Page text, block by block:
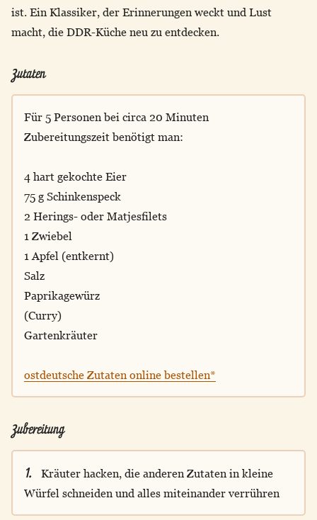
ist. Ein Klassiker, der Erinnerungen weckt und Lust
macht, die DDR-Küche neu zu entdecken.
Zutaten
Für 5 Personen bei circa 20 Minuten
Zubereitungszeit benötigt man:
4 hart gekochte Eier
75 g Schinkenspeck
2 Herings- oder Matjesfilets
1 Zwiebel
1 Apfel (entkernt)
Salz
Paprikagewürz
(Curry)
Gartenkräuter
ostdeutsche Zutaten online bestellen*
Zubereitung
1.
Kräuter hacken, die anderen Zutaten in kleine
Würfel schneiden und alles miteinander verrühren